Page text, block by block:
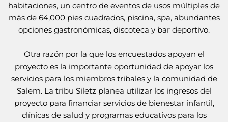
habitaciones, un centro de eventos de usos múltiples de
más de 64,000 pies cuadrados, piscina, spa, abundantes
opciones gastronómicas, discoteca y bar deportivo.
Otra razón por la que los encuestados apoyan el
proyecto es la importante oportunidad de apoyar los
servicios para los miembros tribales y la comunidad de
Salem. La tribu Siletz planea utilizar los ingresos del
proyecto para financiar servicios de bienestar infantil,
clínicas de salud y programas educativos para los